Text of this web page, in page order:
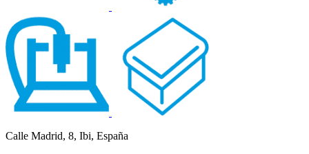
Calle Madrid, 8, Ibi, España